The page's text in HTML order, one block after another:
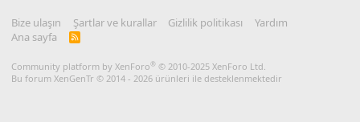
Bize ulaşın Şartlar ve kurallar Gizlilik politikası
Yardım
Ana sayfa
R
Community platform by XenForo® © 2010-2025 XenForo Ltd.
Bu forum XenGenTr © 2014 - 2026 ürünleri ile desteklenmektedir